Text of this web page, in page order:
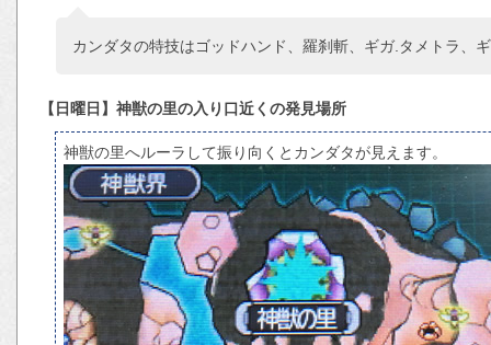
カンダタの特技はゴッドハンド、羅刹斬、ギガ.タメトラ、
【日曜日】神獣の里の入り口近くの発見場所
神獣の里へルーラして振り向くとカンダタが見えます。